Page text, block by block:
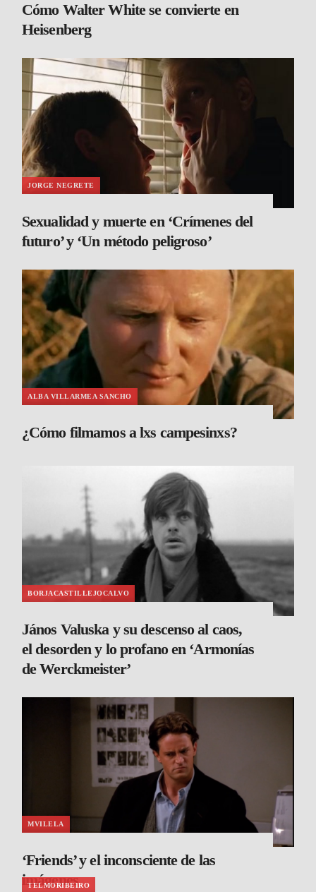
Cómo Walter White se convierte en
Heisenberg
JORGE NEGRETE
Sexualidad y muerte en ‘Crímenes del
futuro’ y ‘Un método peligroso’
ALBA VILLARMEA SANCHO
¿Cómo filmamos a lxs campesinxs?
BORJACASTILLEJOCALVO
János Valuska y su descenso al caos,
el desorden y lo profano en ‘Armonías
de Werckmeister’
MVILELA
‘Friends’ y el inconsciente de las
imágenes
TELMORIBEIRO